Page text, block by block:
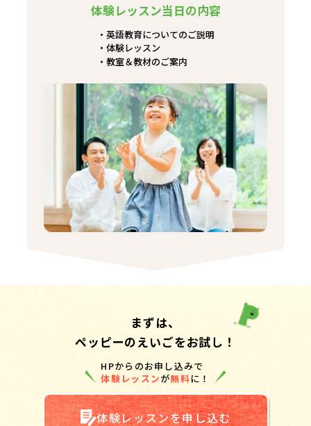
体験レッスン当日の内容
英語教育についてのご説明
体験レッスン
教室＆教材のご案内
まずは、
ペッピーのえいごをお試し！
HPからのお申し込みで
体験レッスンが無料に！
体験レッスンを申し込む